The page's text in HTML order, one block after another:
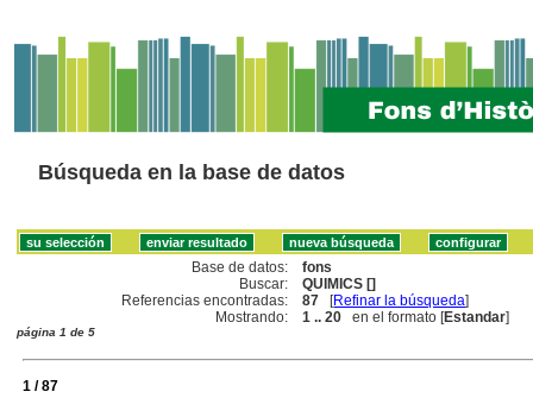
Búsqueda en la base de datos
Base de datos:
fons
Buscar:
QUIMICS []
Referencias encontradas:
87 [Refinar la búsqueda]
Mostrando:
1 .. 20 en el formato [Estandar]
página 1 de 5
1 / 87